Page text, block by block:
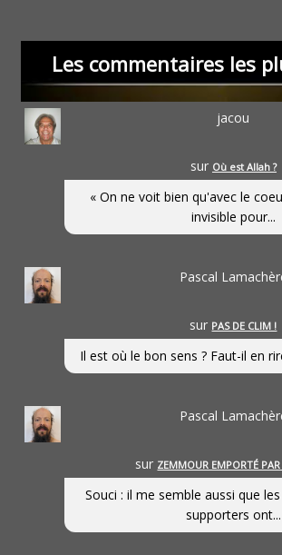
Les commentaires les
jacou
sur Où est Allah ?
« On ne voit bien qu'avec le
invisible pour...
Pascal
sur PAS DE CLIM !
Il est où le bon sens ? Faut-il en
Pascal
sur ZEMMOUR EMPORTÉ
Souci : il me semble aussi que
supporters ont...